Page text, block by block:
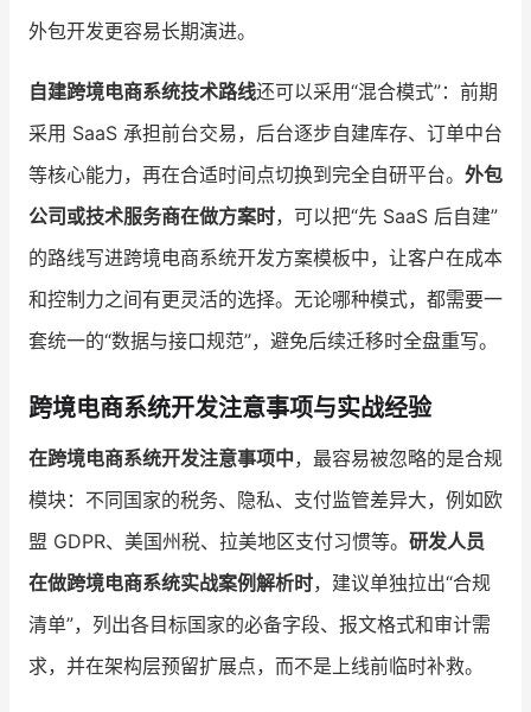
外包开发更容易长期演进。
自建跨境电商系统技术路线还可以采用“混合模式”：前期
采用 SaaS 承担前台交易，后台逐步自建库存、订单中台
等核心能力，再在合适时间点切换到完全自研平台。 外包
公司或技术服务商在做方案时，可以把“先 SaaS 后自建”
的路线写进跨境电商系统开发方案模板中，让客户在成本
和控制力之间有更灵活的选择。无论哪种模式，都需要一
套统一的“数据与接口规范”，避免后续迁移时全盘重写。
跨境电商系统开发注意事项与实战经验
在跨境电商系统开发注意事项中，最容易被忽略的是合规
模块：不同国家的税务、隐私、支付监管差异大，例如欧
盟 GDPR、美国州税、拉美地区支付习惯等。 研发人员
在做跨境电商系统实战案例解析时，建议单独拉出“合规
清单”，列出各目标国家的必备字段、报文格式和审计需
求，并在架构层预留扩展点，而不是上线前临时补救。